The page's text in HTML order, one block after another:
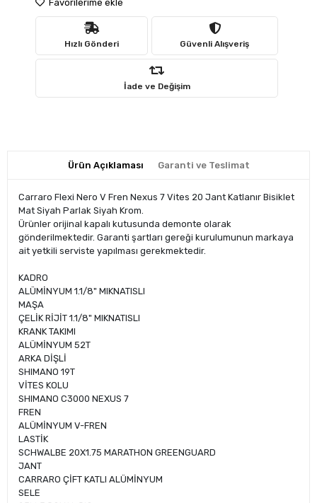
Favorilerime ekle
Hızlı Gönderi Güvenli Alışveriş
İade ve Değişim
Ürün Açıklaması Garanti ve Teslimat
Carraro Flexi Nero V Fren Nexus 7 Vites 20 Jant Katlanır Bisiklet
Mat Siyah Parlak Siyah Krom.
Ürünler orijinal kapalı kutusunda demonte olarak
gönderilmektedir. Garanti şartları gereği kurulumunun markaya
ait yetkili serviste yapılması gerekmektedir.
KADRO
ALÜMİNYUM 1.1/8" MIKNATISLI
MAŞA
ÇELİK RİJİT 1.1/8" MIKNATISLI
KRANK TAKIMI
ALÜMİNYUM 52T
ARKA DİŞLİ
SHIMANO 19T
VİTES KOLU
SHIMANO C3000 NEXUS 7
FREN
ALÜMİNYUM V-FREN
LASTİK
SCHWALBE 20X1.75 MARATHON GREENGUARD
JANT
CARRARO ÇİFT KATLI ALÜMİNYUM
SELE